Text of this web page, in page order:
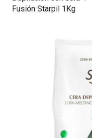
Fusión Starpil 1Kg